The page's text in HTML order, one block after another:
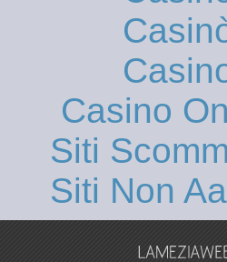
Casino
Siti
Siti Non